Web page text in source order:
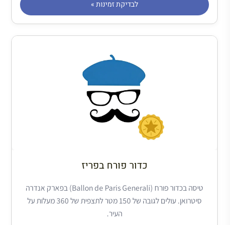
לבדיקת זמינות »
כדור פורח בפריז
טיסה בכדור פורח (Ballon de Paris Generali) בפארק אנדרה
סיטרואן. עולים לגובה של 150 מטר לתצפית של 360 מעלות על
העיר.